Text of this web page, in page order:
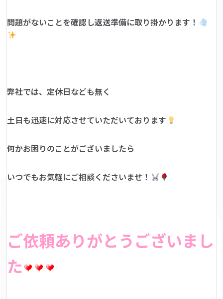
問題がないことを確認し返送準備に取り掛かります！
弊社では、定休日なども無く
土日も迅速に対応させていただいております
何かお困りのことがございましたら
いつでもお気軽にご相談くださいませ！
ご依頼ありがとうございまし
た